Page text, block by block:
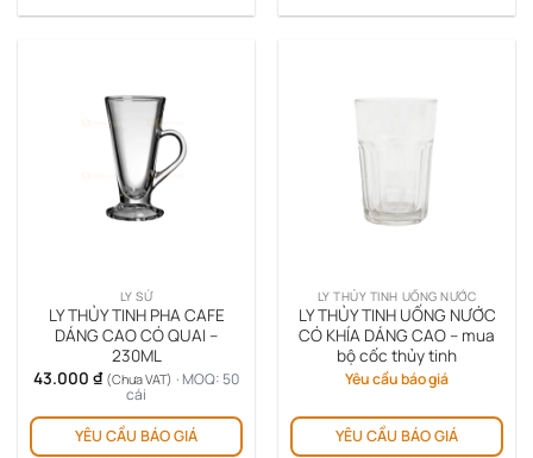
LY SỨ
LY THỦY TINH PHA CAFE
DÁNG CAO CÓ QUAI –
230ML
43.000 ₫ (Chưa VAT) · MOQ: 50
cái
YÊU CẦU BÁO GIÁ
LY THỦY TINH UỐNG NƯỚC
LY THỦY TINH UỐNG NƯỚC
CÓ KHÍA DÁNG CAO – mua
bộ cốc thủy tinh
Yêu cầu báo giá
YÊU CẦU BÁO GIÁ